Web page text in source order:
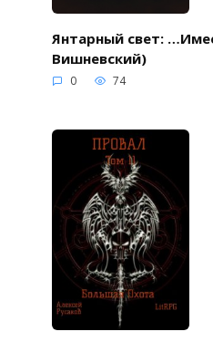
Янтарный свет:
Вишневский)
0 74